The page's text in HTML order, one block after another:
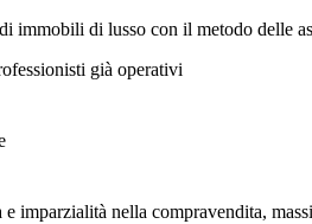
immobili di lusso con il metodo delle
già operativi
e imparzialità nella compravendita,